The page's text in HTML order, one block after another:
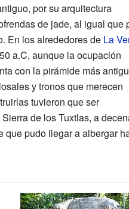
por su arquitectura
de jade, al igual que
En los alrededores de La
a.C, aunque la ocupación
con la pirámide más
y tronos que merecen
tuvieron que ser
de los Tuxtlas, a
que pudo llegar a albergar